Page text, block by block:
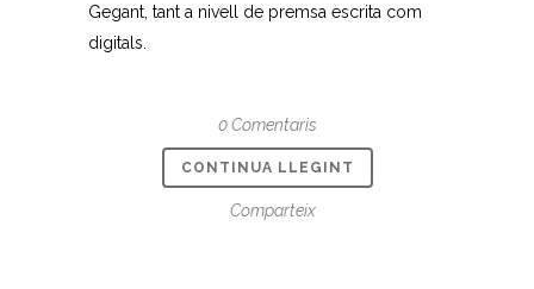
Gegant, tant a nivell de premsa escrita com
digitals.
0 Comentaris
CONTINUA LLEGINT
Comparteix